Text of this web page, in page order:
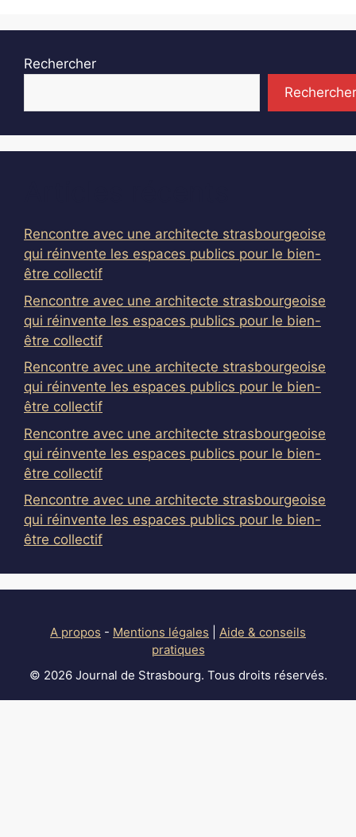
Rechercher
Rechercher
Rencontre avec une architecte strasbourgeoise
qui réinvente les espaces publics pour le bien-
être collectif
Rencontre avec une architecte strasbourgeoise
qui réinvente les espaces publics pour le bien-
être collectif
Rencontre avec une architecte strasbourgeoise
qui réinvente les espaces publics pour le bien-
être collectif
Rencontre avec une architecte strasbourgeoise
qui réinvente les espaces publics pour le bien-
être collectif
Rencontre avec une architecte strasbourgeoise
qui réinvente les espaces publics pour le bien-
être collectif
A propos - Mentions légales
Aide & conseils
pratiques
© 2026 Journal de Strasbourg. Tous droits réservés.